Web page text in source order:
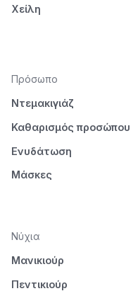
Χείλη
Πρόσωπο
Ντεμακιγιάζ
Καθαρισμός προσώπου
Ενυδάτωση
Μάσκες
Νύχια
Μανικιούρ
Πεντικιούρ